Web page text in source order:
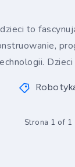
to
Dzieci
Strona 1 of 1